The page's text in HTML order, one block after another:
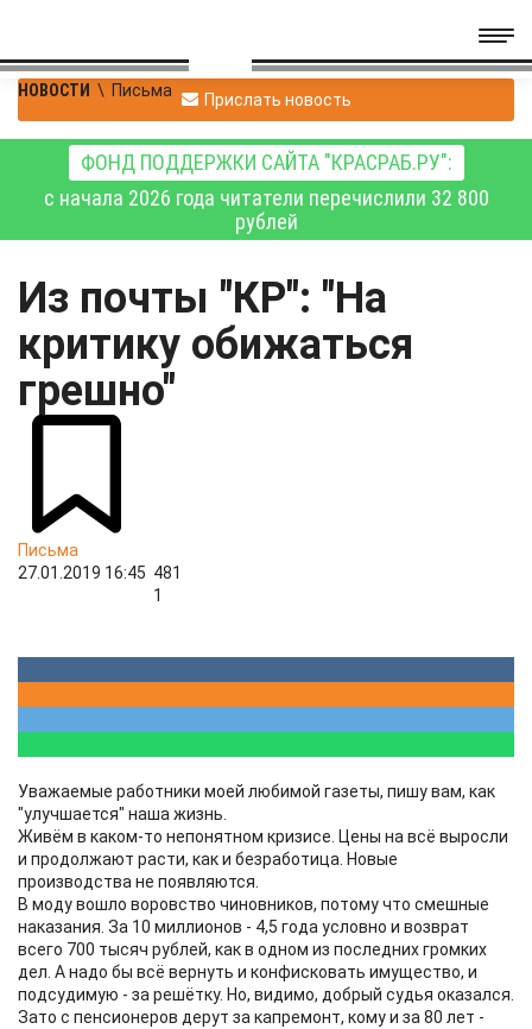
НОВОСТИ \ Письма Прислать новость
ФОНД ПОДДЕРЖКИ САЙТА "КРАСРАБ.РУ":
с начала 2026 года читатели перечислили 32 800
рублей
Из почты "КР": "На
критику обижаться
грешно"
Письма
27.01.2019 16:45 481
1
Уважаемые работники моей любимой газеты, пишу вам, как
"улучшается" наша жизнь.
Живём в каком-то непонятном кризисе. Цены на всё выросли
и продолжают расти, как и безработица. Новые
производства не появляются.
В моду вошло воровство чиновников, потому что смешные
наказания. За 10 миллионов - 4,5 года условно и возврат
всего 700 тысяч рублей, как в одном из последних громких
дел. А надо бы всё вернуть и конфисковать имущество, и
подсудимую - за решётку. Но, видимо, добрый судья оказался.
Зато с пенсионеров дерут за капремонт, кому и за 80 лет -